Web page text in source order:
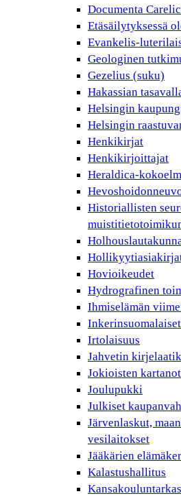
Documenta
Etäsäilytyksessä
Evankelis-
Geologinen
Gezelius (suku)
Hakassian
Helsingin
Helsingin
Henkikirjat
Henkikirjoittajat
Heraldica-
Historiallisten
Hovioikeudet
Hydrografinen
Ihmiselämän
Irtolaisuus
Jahvetin
Jokioisten kartanot
Joulupukki
Julkiset
Järvenlaskut,
vesilaitokset
Jääkärien
Kalastushallitus